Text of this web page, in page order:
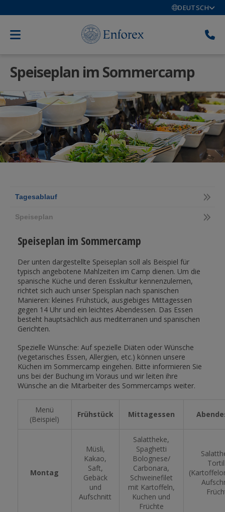
DEUTSCH
Speiseplan im Sommercamp
Tagesablauf
Speiseplan
Speiseplan im Sommercamp
Der unten dargestellte Speiseplan soll als Beispiel für
typisch angebotene Mahlzeiten im Camp dienen. Um die
spanische Küche und deren Esskultur kennenzulernen,
richtet sich auch unser Speisplan nach spanischen
Manieren: kleines Frühstück, ausgiebiges Mittagessen
gegen 14 Uhr und ein leichtes Abendessen. Das Essen
besteht hauptsächlich aus mediterranen und spanischen
Gerichten.
Spezielle Wünsche: Auf spezielle Diäten oder Wünsche
(vegetarisches Essen, Allergien, etc.) können unsere
Küchen im Sommercamp eingehen. Bitte informieren Sie
uns bei der Buchung im Voraus und wir leiten ihre
Wünsche an die Mitarbeiter des Sommercamps weiter.
Menü
(Beispiel)
Frühstück Mittagessen
Montag
Müsli,
Kakao,
Saft,
Gebäck
und
Aufschnitt
Salattheke,
Spaghetti
Bolognese/
Carbonara,
Schweinefilet
mit Kartoffeln,
Kuchen und
Früchte